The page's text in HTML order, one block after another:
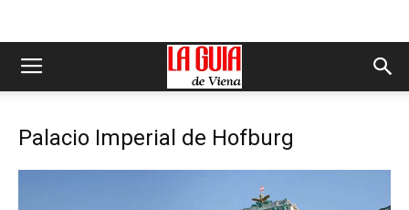
Palacio Imperial de Hofburg